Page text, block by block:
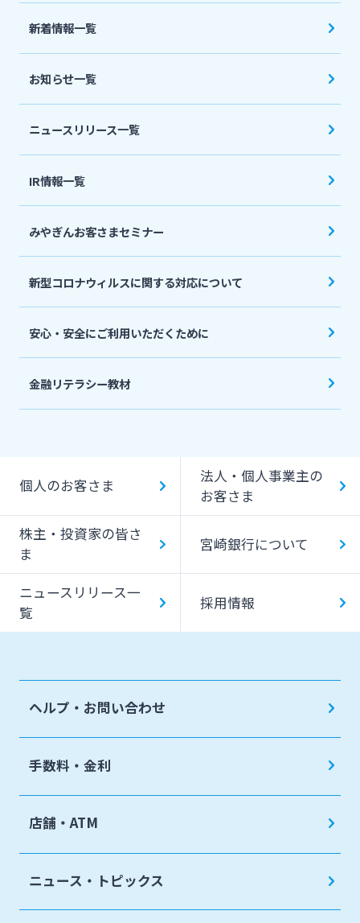
法人・個人事業主のお客さま
宮崎銀行について
ニュースリリース一覧
採用情報
お問い合わせ先一覧
新着情報一覧
お知らせ一覧
ニュースリリース一覧
IR情報一覧
みやぎんお客さまセミナー
新型コロナウィルスに関する対応について
安心・安全にご利用いただくために
金融リテラシー教材
個人のお客さま
法人・個人事業主の
お客さま
株主・投資家の皆さ
ま
宮崎銀行について
ニュースリリース一
覧
採用情報
ヘルプ・お問い合わせ
手数料・金利
店舗・ATM
ニュース・トピックス